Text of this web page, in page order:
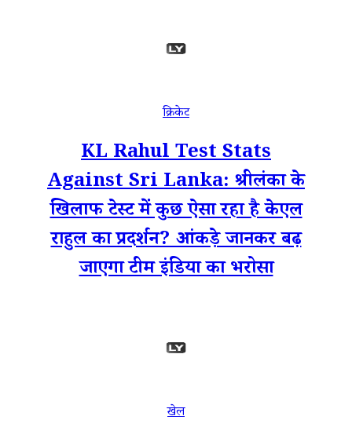
क्रिकेट
KL Rahul Test Stats
Against Sri Lanka: श्रीलंका के
खिलाफ टेस्ट में कुछ ऐसा रहा है केएल
राहुल का प्रदर्शन? आंकड़े जानकर बढ़
जाएगा टीम इंडिया का भरोसा
खेल